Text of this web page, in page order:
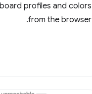
profiles and colors
from the browser.